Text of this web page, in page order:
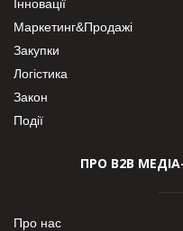
Інновації
Маркетинг&Продажі
Закупки
Логістика
Закон
Події
ПРО В2В МЕДІА-
Про нас